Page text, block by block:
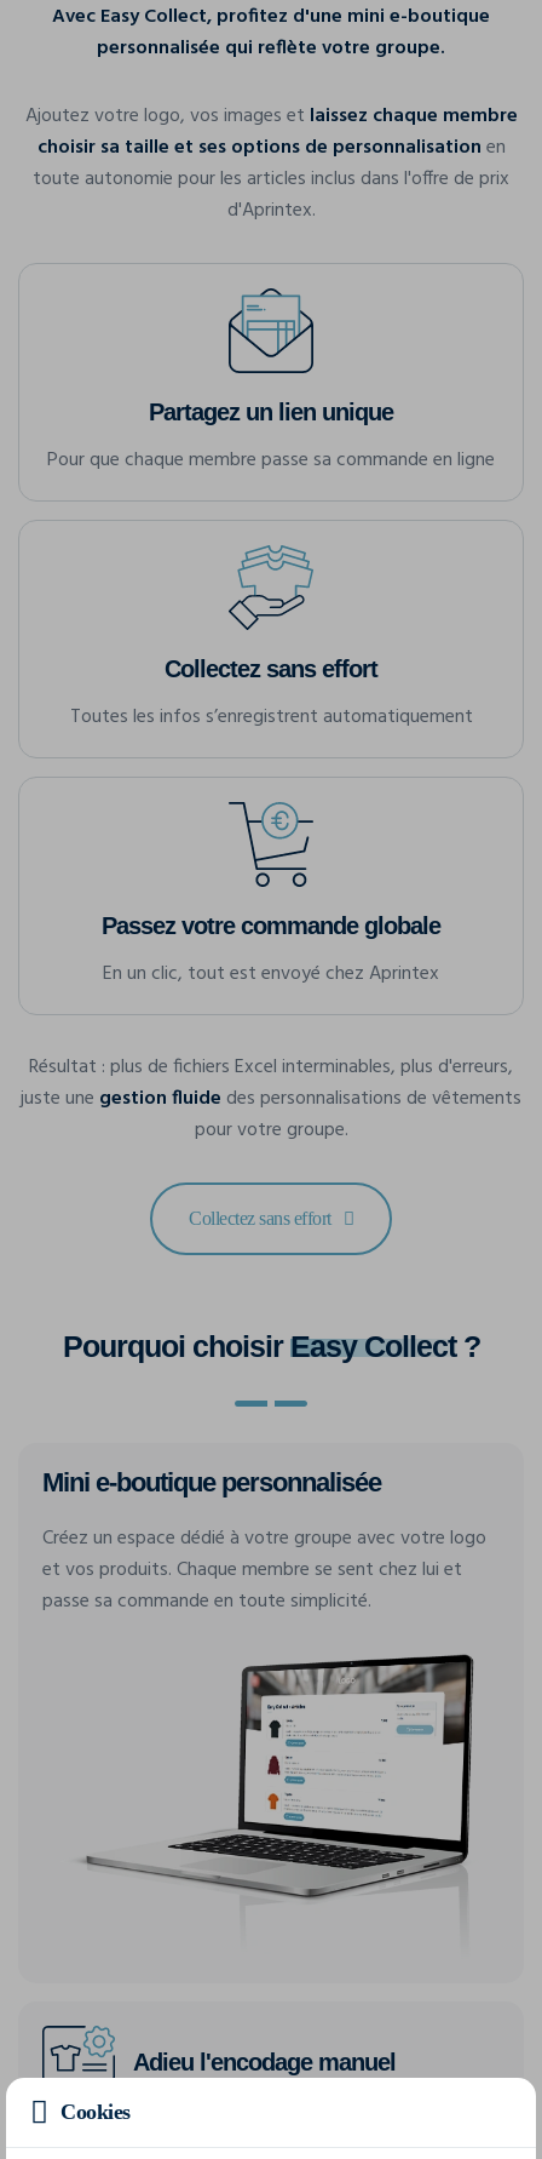
Avec Easy Collect, profitez d'une mini e-boutique
personnalisée qui reflète votre groupe.
Ajoutez votre logo, vos images et laissez chaque membre
choisir sa taille et ses options de personnalisationen
toute autonomie pour les articles inclus dans l'offre de prix
d'Aprintex.
Partagez un lien unique
Pour que chaque membre passe sa commande en ligne
Collectez sans effort
Toutes les infos s’enregistrent automatiquement
Passez votre commande globale
En un clic, tout est envoyé chez Aprintex
Résultat : plus de fichiers Excel interminables, plus d'erreurs,
juste une gestion fluide des personnalisations de vêtements
pour votre groupe.
Collectez sans effort
Pourquoi choisirEasy Collect?
Mini e-boutique personnalisée
Créez un espace dédié à votre groupe avec votre logo
et vos produits. Chaque membre se sent chez lui et
passe sa commande en toute simplicité.
Adieu l'encodage manuel
Plus besoin de récupérer manuellement les demandes
Cookies